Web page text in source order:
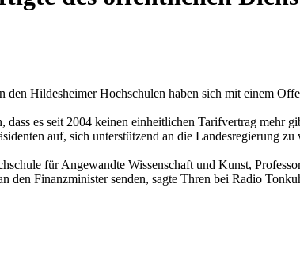
den Hildesheimer Hochschulen haben sich mit einem
es seit 2004 keinen einheitlichen Tarifvertrag mehr
auf, sich unterstützend an die Landesregierung zu
für Angewandte Wissenschaft und Kunst,
den Finanzminister senden, sagte Thren bei Radio